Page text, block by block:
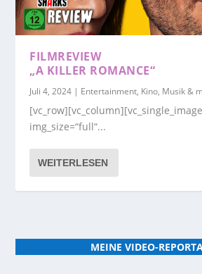
FILMREVIEW
„A KILLER ROMANCE“
Juli 4, 2024 | Entertainment, Kino, Musik &
img_size=“full“...
WEITERLESEN
MEINE VIDEO-